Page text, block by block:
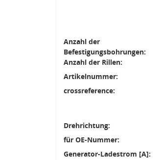
Anzahl der
Befestigungsbohrungen:
Anzahl der Rillen:
Artikelnummer:
crossreference:
Drehrichtung:
für OE-Nummer:
Generator-Ladestrom [A]: